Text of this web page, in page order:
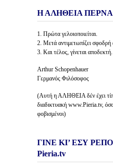
Η ΑΛΗΘΕΙΑ
1. Πρώτα γελοιοποιείται.
2. Μετά αντιμετωπίζει σφοδρή
3. Και τέλος, γίνεται αποδεκτή.
Arthur Schopenhauer
Γερμανός Φιλόσοφος
(Αυτή η ΑΛΗΘΕΙΑ δέν έχει
διαδικτυακή www.Pieria.tv,
φοβισμένοι)
ΓΙΝΕ ΚΙ’ ΕΣΥ
Pieria.tv